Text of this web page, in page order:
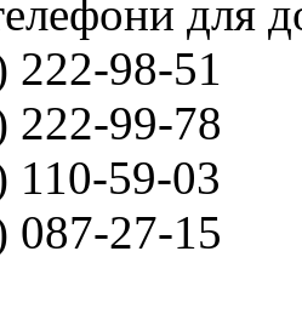
для
222-98-51
222-99-78
110-59-03
087-27-15